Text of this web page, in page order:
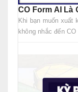
CO Form AI Là
Khi bạn muốn xuất
không nhắc đến